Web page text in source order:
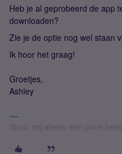
Heb je al geprobeerd de app
downloaden?
Zie je de optie nog wel staan
Ik hoor het graag!
Groetjes,
Ashley
Stuur mij alleen een privé